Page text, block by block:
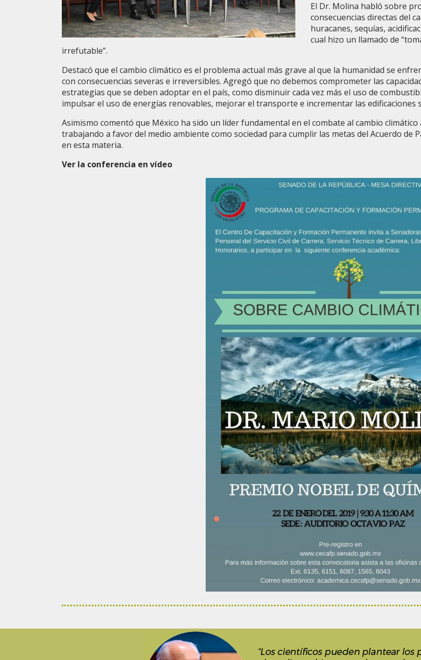
El Dr. Molina habló sobre
consecuencias directas del
huracanes, sequías,
cual hizo un llamado de
irrefutable”.
Destacó que el cambio climático es el problema actual más grave al que la humanidad se
con consecuencias severas e irreversibles. Agregó que no debemos comprometer las
estrategias que se deben adoptar en el país, como disminuir cada vez más el uso de
impulsar el uso de energías renovables, mejorar el transporte e incrementar las edificaciones
Asimismo comentó que México ha sido un líder fundamental en el combate al cambio
trabajando a favor del medio ambiente como sociedad para cumplir las metas del Acuerdo de
en esta materia.
Ver la conferencia en vídeo